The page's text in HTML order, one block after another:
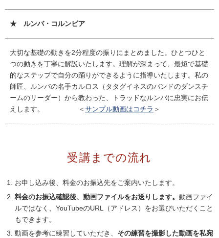
★ ルンバ・コルンビア
大切な基礎の動きを2分程度の振りにまとめました。ひとつひと
つの動きを丁寧に解説いたします。理解が深まって、最短で基礎
的なステップで自分の踊りができるように指導いたします。私の
師匠、ルンバの名手カルロス（タタグイネスのバンドのダンスチ
ームのリーダー）から教わった、トラッドなルンバに忠実にお伝
えします。 ＜サンプル動画はコチラ ＞
受講までの流れ
お申し込み後、料金のお振込先をご案内いたします。
料金のお振込確認後、動画ファイルをお送りします。動画ファイ
ルではなく、YouTubeのURL（アドレス）をお選びいただくこと
もできます。
動画を参考に練習していただき、 その練習を撮影した動画を私宛